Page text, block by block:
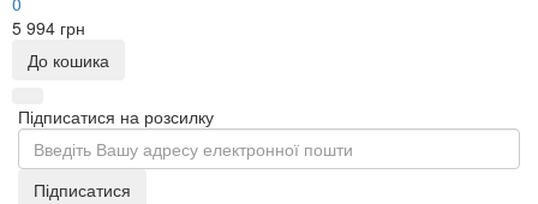
5 994 грн
До кошика
Підписатися на розсилку
Підписатися